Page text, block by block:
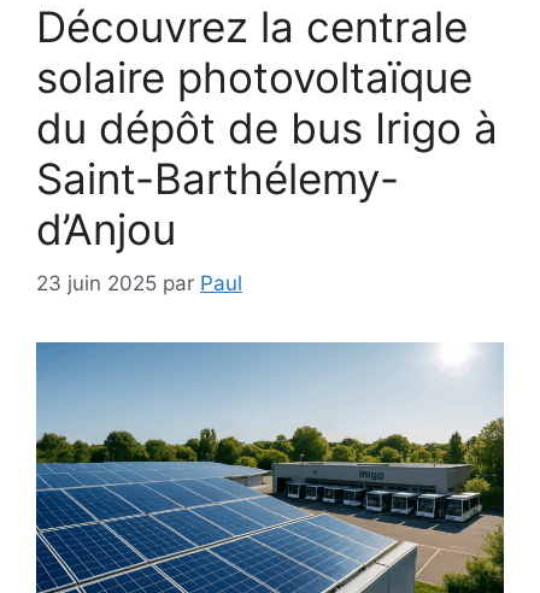
Découvrez la centrale
solaire photovoltaïque
du dépôt de bus Irigo à
Saint-Barthélemy-
d’Anjou
23 juin 2025 par Paul